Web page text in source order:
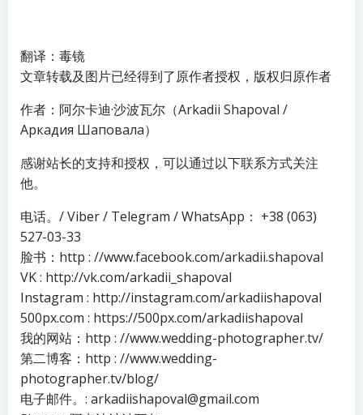
翻译：毒镜
文章转载及图片已经得到了原作者授权，版权归原作者
作者：阿尔卡迪·沙波瓦尔（Arkadii Shapoval /
Аркадия Шаповала）
感谢站长的支持和授权，可以通过以下联系方式关注
他。
电话。/ Viber / Telegram / WhatsApp： +38 (063)
527-03-33
脸书：http : //www.facebook.com/arkadii.shapoval
VK : http://vk.com/arkadii_shapoval
Instagram : http://instagram.com/arkadiishapoval
500px.com : https://500px.com/arkadiishapoval
我的网站：http : //www.wedding-photographer.tv/
第二博客：http : //www.wedding-
photographer.tv/blog/
电子邮件。: arkadiishapoval@gmail.com